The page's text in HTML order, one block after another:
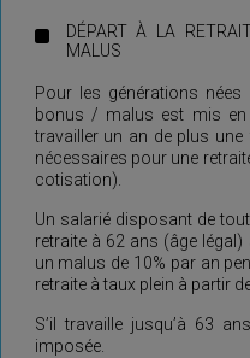
DÉPART À LA
MALUS
Pour les générations
bonus / malus est mis
travailler un an de plus
nécessaires pour une
cotisation).
Un salarié disposant de
retraite à 62 ans (âge
un malus de 10% par an
retraite à taux plein à partir
S’il travaille jusqu’à 63
imposée.